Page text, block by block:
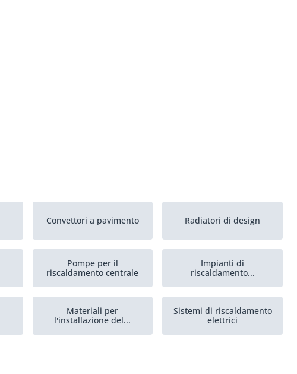
Convettori a pavimento Radiatori di design
Pompe per il
riscaldamento centrale
Impianti di
riscaldamento...
Materiali per
l'installazione del...
Sistemi di riscaldamento
elettrici